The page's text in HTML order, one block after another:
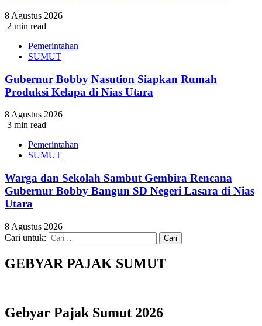
8 Agustus 2026
2 min read
Pemerintahan
SUMUT
Gubernur Bobby Nasution Siapkan Rumah
Produksi Kelapa di Nias Utara
8 Agustus 2026
3 min read
Pemerintahan
SUMUT
Warga dan Sekolah Sambut Gembira Rencana
Gubernur Bobby Bangun SD Negeri Lasara di Nias
Utara
8 Agustus 2026
Cari untuk:
GEBYAR PAJAK SUMUT
Gebyar Pajak Sumut 2026